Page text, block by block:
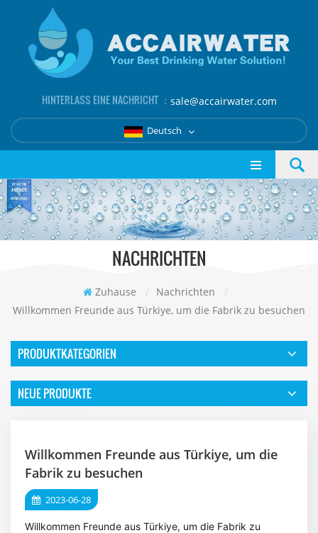
HINTERLASS EINE NACHRICHT ： sale@accairwater.com
Deutsch
NACHRICHTEN
Zuhause / Nachrichten
/
Willkommen Freunde aus Türkiye, um die Fabrik zu besuchen
PRODUKTKATEGORIEN
NEUE PRODUKTE
Willkommen Freunde aus Türkiye, um die
Fabrik zu besuchen
2023-06-28
Willkommen Freunde aus Türkiye, um die Fabrik zu